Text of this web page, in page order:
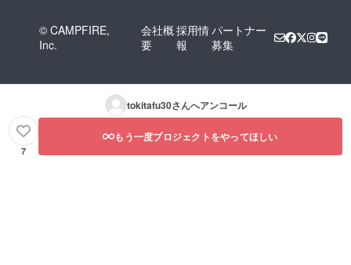
© CAMPFIRE,
Inc.
会社概
要
採用情
報
パートナー
募集
tokitafu30さんへアンコール
7
もう一度プロジェクトをやってほしい